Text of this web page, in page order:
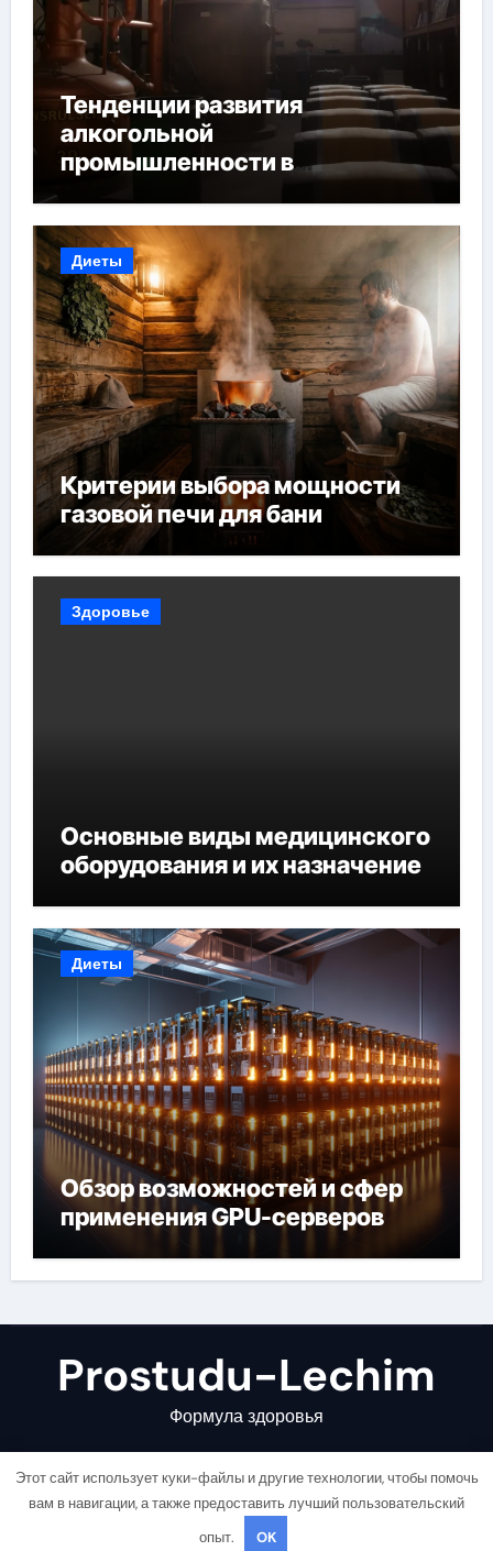
Тенденции развития
алкогольной
промышленности в
Диеты
Критерии выбора мощности
газовой печи для бани
Здоровье
Основные виды медицинского
оборудования и их назначение
Диеты
Обзор возможностей и сфер
применения GPU-серверов
Prostudu-Lechim
Формула здоровья
Copyright © All rights reserved |
Этот сайт использует куки-файлы и другие технологии, чтобы помочь
вам в навигации, а также предоставить лучший пользовательский
опыт.
OK